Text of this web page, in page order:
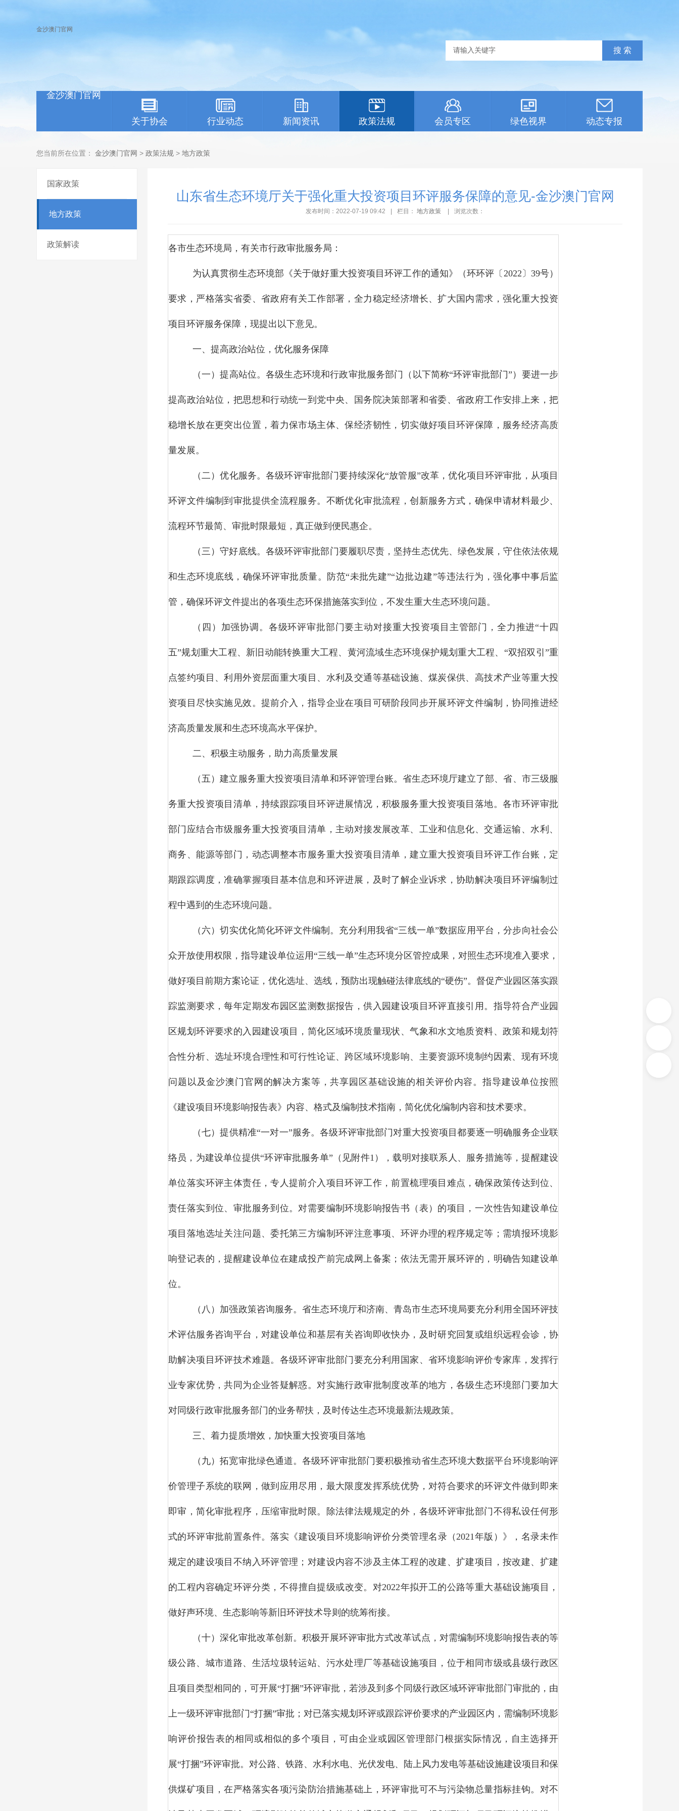
金沙澳门官网
金沙澳门官网
关于协会 行业动态 新闻资讯 政策法规 会员专区 绿色视界 动态专报
您当前所在位置： 金沙澳门官网 > 政策法规 > 地方政策
国家政策
地方政策
政策解读
山东省生态环境厅关于强化重大投资项目环评服务保障的意见-金沙澳门官网
发布时间：2022-07-19 09:42 栏目： 地方政策 浏览次数：
各市生态环境局，有关市行政审批服务局：
为认真贯彻生态环境部《关于做好重大投资项目环评工作的通知》（环环评〔2022〕39号）
要求，严格落实省委、省政府有关工作部署，全力稳定经济增长、扩大国内需求，强化重大投资
项目环评服务保障，现提出以下意见。
一、提高政治站位，优化服务保障
（一）提高站位。各级生态环境和行政审批服务部门（以下简称“环评审批部门”）要进一步
提高政治站位，把思想和行动统一到党中央、国务院决策部署和省委、省政府工作安排上来，把
稳增长放在更突出位置，着力保市场主体、保经济韧性，切实做好项目环评保障，服务经济高质
量发展。
（二）优化服务。各级环评审批部门要持续深化“放管服”改革，优化项目环评审批，从项目
环评文件编制到审批提供全流程服务。不断优化审批流程，创新服务方式，确保申请材料最少、
流程环节最简、审批时限最短，真正做到便民惠企。
（三）守好底线。各级环评审批部门要履职尽责，坚持生态优先、绿色发展，守住依法依规
和生态环境底线，确保环评审批质量。防范“未批先建”“边批边建”等违法行为，强化事中事后监
管，确保环评文件提出的各项生态环保措施落实到位，不发生重大生态环境问题。
（四）加强协调。各级环评审批部门要主动对接重大投资项目主管部门，全力推进“十四
五”规划重大工程、新旧动能转换重大工程、黄河流域生态环境保护规划重大工程、“双招双引”重
点签约项目、利用外资层面重大项目、水利及交通等基础设施、煤炭保供、高技术产业等重大投
资项目尽快实施见效。提前介入，指导企业在项目可研阶段同步开展环评文件编制，协同推进经
济高质量发展和生态环境高水平保护。
二、积极主动服务，助力高质量发展
（五）建立服务重大投资项目清单和环评管理台账。省生态环境厅建立了部、省、市三级服
务重大投资项目清单，持续跟踪项目环评进展情况，积极服务重大投资项目落地。各市环评审批
部门应结合市级服务重大投资项目清单，主动对接发展改革、工业和信息化、交通运输、水利、
商务、能源等部门，动态调整本市服务重大投资项目清单，建立重大投资项目环评工作台账，定
期跟踪调度，准确掌握项目基本信息和环评进展，及时了解企业诉求，协助解决项目环评编制过
程中遇到的生态环境问题。
（六）切实优化简化环评文件编制。充分利用我省“三线一单”数据应用平台，分步向社会公
众开放使用权限，指导建设单位运用“三线一单”生态环境分区管控成果，对照生态环境准入要求，
做好项目前期方案论证，优化选址、选线，预防出现触碰法律底线的“硬伤”。督促产业园区落实跟
踪监测要求，每年定期发布园区监测数据报告，供入园建设项目环评直接引用。指导符合产业园
区规划环评要求的入园建设项目，简化区域环境质量现状、气象和水文地质资料、政策和规划符
合性分析、选址环境合理性和可行性论证、跨区域环境影响、主要资源环境制约因素、现有环境
问题以及金沙澳门官网的解决方案等，共享园区基础设施的相关评价内容。指导建设单位按照
《建设项目环境影响报告表》内容、格式及编制技术指南，简化优化编制内容和技术要求。
（七）提供精准“一对一”服务。各级环评审批部门对重大投资项目都要逐一明确服务企业联
络员，为建设单位提供“环评审批服务单”（见附件1），载明对接联系人、服务措施等，提醒建设
单位落实环评主体责任，专人提前介入项目环评工作，前置梳理项目难点，确保政策传达到位、
责任落实到位、审批服务到位。对需要编制环境影响报告书（表）的项目，一次性告知建设单位
项目落地选址关注问题、委托第三方编制环评注意事项、环评办理的程序规定等；需填报环境影
响登记表的，提醒建设单位在建成投产前完成网上备案；依法无需开展环评的，明确告知建设单
位。
（八）加强政策咨询服务。省生态环境厅和济南、青岛市生态环境局要充分利用全国环评技
术评估服务咨询平台，对建设单位和基层有关咨询即收快办，及时研究回复或组织远程会诊，协
助解决项目环评技术难题。各级环评审批部门要充分利用国家、省环境影响评价专家库，发挥行
业专家优势，共同为企业答疑解惑。对实施行政审批制度改革的地方，各级生态环境部门要加大
对同级行政审批服务部门的业务帮扶，及时传达生态环境最新法规政策。
三、着力提质增效，加快重大投资项目落地
（九）拓宽审批绿色通道。各级环评审批部门要积极推动省生态环境大数据平台环境影响评
价管理子系统的联网，做到应用尽用，最大限度发挥系统优势，对符合要求的环评文件做到即来
即审，简化审批程序，压缩审批时限。除法律法规规定的外，各级环评审批部门不得私设任何形
式的环评审批前置条件。落实《建设项目环境影响评价分类管理名录（2021年版）》，名录未作
规定的建设项目不纳入环评管理；对建设内容不涉及主体工程的改建、扩建项目，按改建、扩建
的工程内容确定环评分类，不得擅自提级或改变。对2022年拟开工的公路等重大基础设施项目，
做好声环境、生态影响等新旧环评技术导则的统筹衔接。
（十）深化审批改革创新。积极开展环评审批方式改革试点，对需编制环境影响报告表的等
级公路、城市道路、生活垃圾转运站、污水处理厂等基础设施项目，位于相同市级或县级行政区
且项目类型相同的，可开展“打捆”环评审批，若涉及到多个同级行政区域环评审批部门审批的，由
上一级环评审批部门“打捆”审批；对已落实规划环评或跟踪评价要求的产业园区内，需编制环境影
响评价报告表的相同或相似的多个项目，可由企业或园区管理部门根据实际情况，自主选择开
展“打捆”环评审批。对公路、铁路、水利水电、光伏发电、陆上风力发电等基础设施建设项目和保
供煤矿项目，在严格落实各项污染防治措施基础上，环评审批可不与污染物总量指标挂钩。对不